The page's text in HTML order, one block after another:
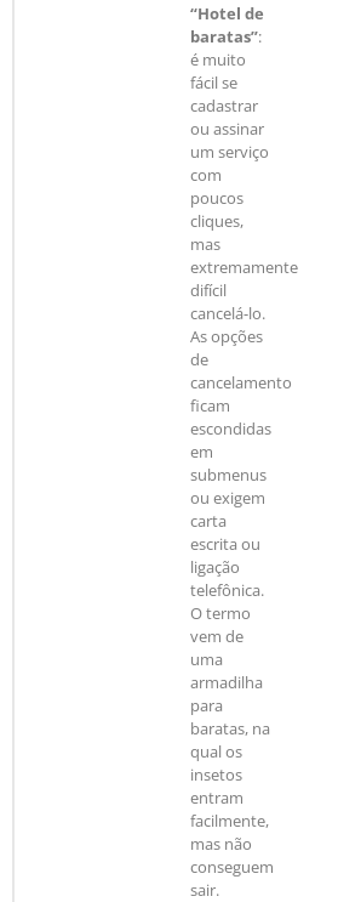
“Hotel de
baratas”:
é muito
fácil se
cadastrar
ou assinar
um serviço
com
poucos
cliques,
mas
extremamente
difícil
cancelá-lo.
As opções
de
cancelamento
ficam
escondidas
em
submenus
ou exigem
carta
escrita ou
ligação
telefônica.
O termo
vem de
uma
armadilha
para
baratas, na
qual os
insetos
entram
facilmente,
mas não
conseguem
sair.